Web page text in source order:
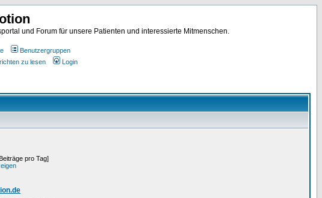
und Forum für unsere Patienten und interessierte Mitmenschen.
Benutzergruppen
zu lesen Login
pro Tag]